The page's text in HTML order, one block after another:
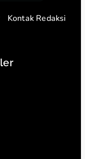
Kontak Redaksi